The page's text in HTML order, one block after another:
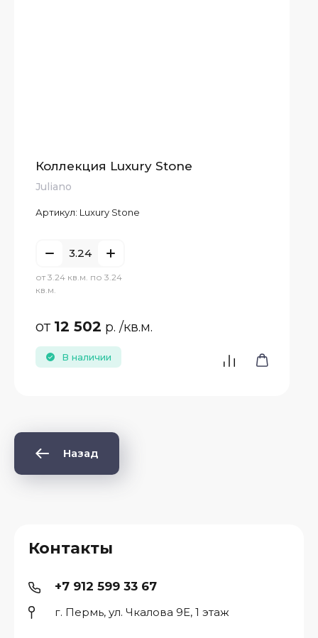
Коллекция Luxury Stone
Juliano
Артикул: Luxury Stone
от 3.24 кв.м. по 3.24
кв.м.
от 12 502 р. /кв.м.
В наличии
Назад
Контакты
+7 912 599 33 67
г. Пермь, ул. Чкалова 9Е, 1 этаж